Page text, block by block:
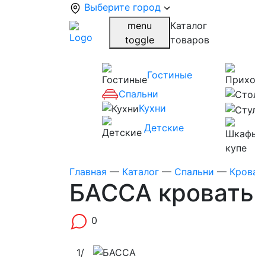
Выберите город
menu
toggle
Каталог
товаров
Гостиные
Спальни
Кухни
Детские
Главная — Каталог — Спальни —
БАССА
0
1/